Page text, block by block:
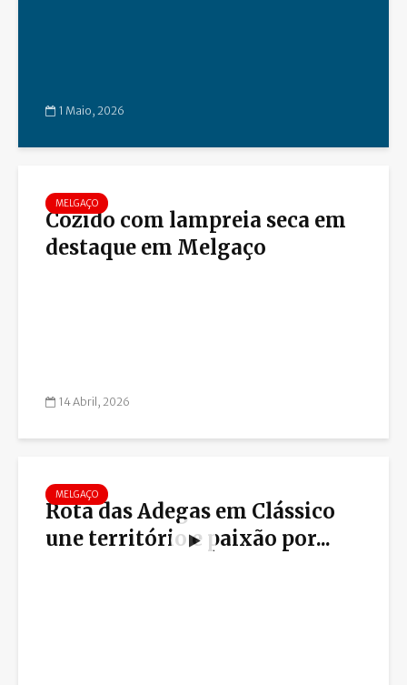
1 Maio, 2026
MELGAÇO
Cozido com lampreia seca em
destaque em Melgaço
14 Abril, 2026
MELGAÇO
Rota das Adegas em Clássico
une território e paixão por...